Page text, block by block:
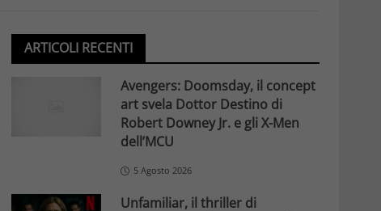
ARTICOLI RECENTI
Avengers: Doomsday, il concept
art svela Dottor Destino di
Robert Downey Jr. e gli X-Men
dell’MCU
5 Agosto 2026
Unfamiliar, il thriller di